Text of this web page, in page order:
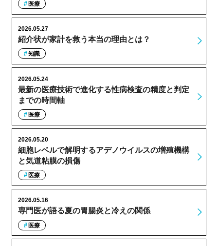
医療
紹介状が家計を救う本当の理由とは？
2026.05.27
知識
最新の医療技術で進化する性病検査の精度と判定
までの時間軸
2026.05.24
医療
細胞レベルで解明するアデノウイルスの増殖機構
と気道粘膜の損傷
2026.05.20
医療
専門医が語る夏の胃腸炎と冷えの関係
2026.05.16
医療